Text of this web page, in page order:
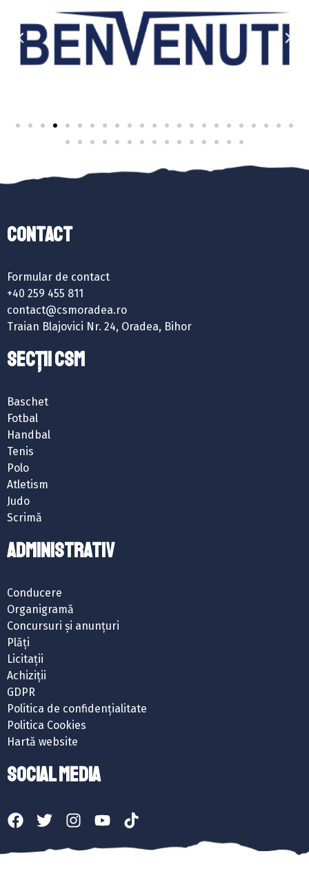
Contact
Formular de contact
+40 259 455 811
contact@csmoradea.ro
Traian Blajovici Nr. 24, Oradea, Bihor
SECȚII CSM
Baschet
Fotbal
Handbal
Tenis
Polo
Atletism
Judo
Scrimă
ADMINISTRATIV
Conducere
Organigramă
Concursuri și anunțuri
Plăți
Licitații
Achiziții
GDPR
Politica de confidențialitate
Politica Cookies
Hartă website
SOCIAL MEDIA